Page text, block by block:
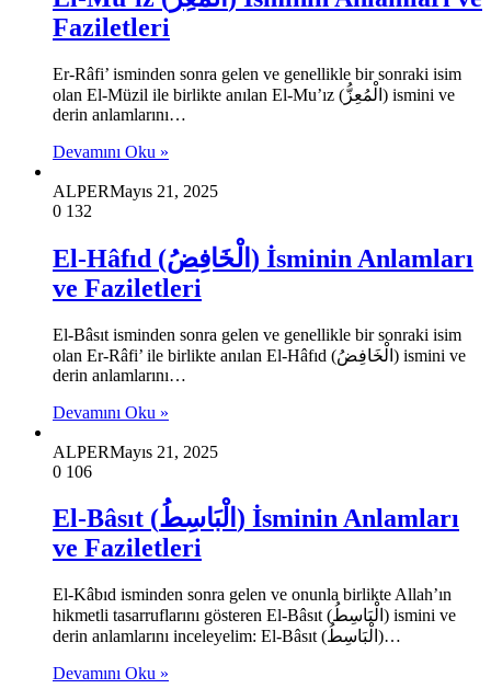
Faziletleri
Er-Râfi’ isminden sonra gelen ve genellikle bir sonraki isim
olan El-Müzil ile birlikte anılan El-Mu’ız (الْمُعِزُّ) ismini ve
derin anlamlarını…
Devamını Oku »
ALPERMayıs 21, 2025
0 132
El-Hâfıd (الْخَافِضُ) İsminin Anlamları
ve Faziletleri
El-Bâsıt isminden sonra gelen ve genellikle bir sonraki isim
olan Er-Râfi’ ile birlikte anılan El-Hâfıd (الْخَافِضُ) ismini ve
derin anlamlarını…
Devamını Oku »
ALPERMayıs 21, 2025
0 106
El-Bâsıt (الْبَاسِطُ) İsminin Anlamları
ve Faziletleri
El-Kâbıd isminden sonra gelen ve onunla birlikte Allah’ın
hikmetli tasarruflarını gösteren El-Bâsıt (الْبَاسِطُ) ismini ve
derin anlamlarını inceleyelim: El-Bâsıt (الْبَاسِطُ)…
Devamını Oku »